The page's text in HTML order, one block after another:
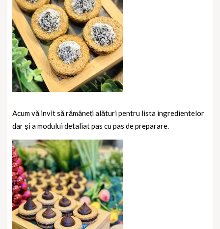
Acum vă invit să rămâneți alături pentru lista ingredientelor
dar și a modului detaliat pas cu pas de preparare.